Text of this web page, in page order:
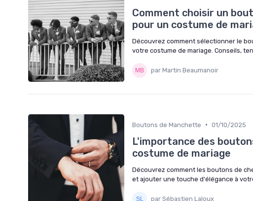
Comment choisir un
pour un costume de
Découvrez comment sélectionner le
votre costume de mariage. Conseils,
par Martin Beaumanoir
Boutons de Manchette • 01/10/2025
L'importance des
costume de mariage
Découvrez comment les boutons de
et ajouter une touche d'élégance à
par Sébastien Laloux